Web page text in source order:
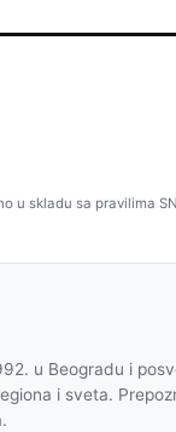
u skladu sa pravilima
u Beogradu i
i sveta.